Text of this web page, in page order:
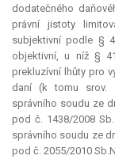
dodatečného
právní jistoty
subjektivní podle §
objektivní, u níž §
prekluzívní lhůty pro
daní (k tomu srov.
správního soudu ze
pod č. 1438/2008
správního soudu ze
pod č. 2055/2010